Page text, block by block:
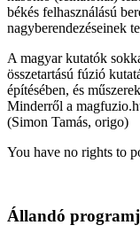
békés felhasználású
nagyberendezéseinek
A magyar kutatók
összetartású fúzió
építésében, és
Minderről a
(Simon Tamás, origo)
You have no rights to
Állandó